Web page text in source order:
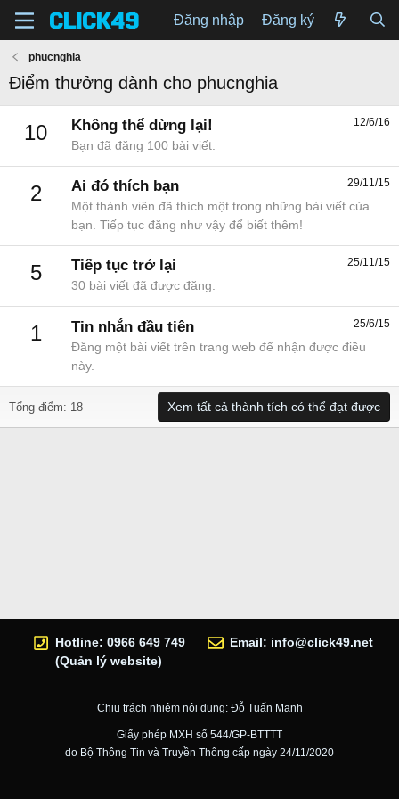
Đăng nhập Đăng ký
phucnghia
Điểm thưởng dành cho phucnghia
10 12/6/16
Không thể dừng lại!
Bạn đã đăng 100 bài viết.
2 29/11/15
Ai đó thích bạn
Một thành viên đã thích một trong những bài viết của
bạn. Tiếp tục đăng như vậy để biết thêm!
5 25/11/15
Tiếp tục trở lại
30 bài viết đã được đăng.
1 25/6/15
Tin nhắn đầu tiên
Đăng một bài viết trên trang web để nhận được điều
này.
Tổng điểm: 18 Xem tất cả thành tích có thể đạt được
Hotline: 0966 649 749
(Quản lý website)
Email: info@click49.net
Chịu trách nhiệm nội dung: Đỗ Tuấn Mạnh
Giấy phép MXH số 544/GP-BTTTT
do Bộ Thông Tin và Truyền Thông cấp ngày 24/11/2020